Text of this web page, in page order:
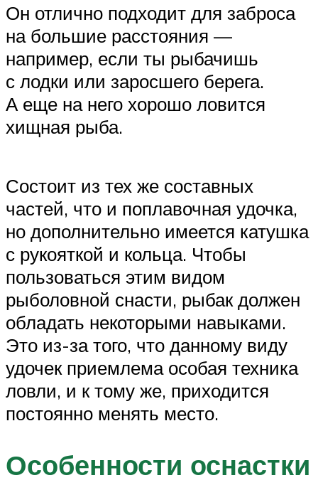
Он отлично подходит для заброса
на большие расстояния —
например, если ты рыбачишь
с лодки или заросшего берега.
А еще на него хорошо ловится
хищная рыба.
Состоит из тех же составных
частей, что и поплавочная удочка,
но дополнительно имеется катушка
с рукояткой и кольца. Чтобы
пользоваться этим видом
рыболовной снасти, рыбак должен
обладать некоторыми навыками.
Это из-за того, что данному виду
удочек приемлема особая техника
ловли, и к тому же, приходится
постоянно менять место.
Особенности оснастки